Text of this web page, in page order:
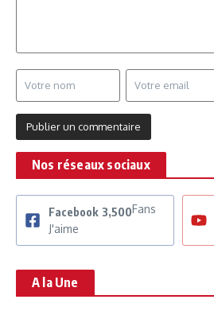
Nos réseaux sociaux
Facebook 3,500Fans
J'aime
A la Une